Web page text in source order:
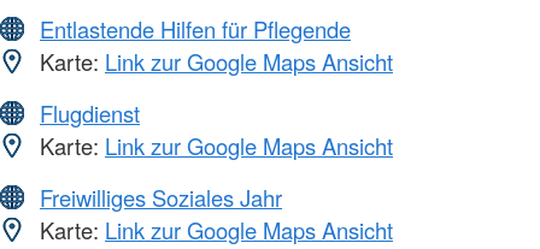
Entlastende Hilfen für Pflegende
Karte: Link zur Google Maps Ansicht
Flugdienst
Karte: Link zur Google Maps Ansicht
Freiwilliges Soziales Jahr
Karte: Link zur Google Maps Ansicht